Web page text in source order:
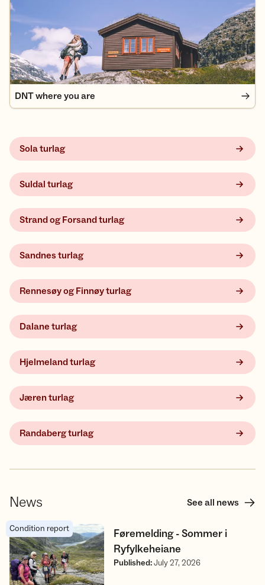
DNT where you are
Sola turlag
Suldal turlag
Strand og Forsand turlag
Sandnes turlag
Rennesøy og Finnøy turlag
Dalane turlag
Hjelmeland turlag
Jæren turlag
Randaberg turlag
News See all news
Føremelding - Sommer i Ryfylkeheiane
Condition report
Published:July 27, 2026
Føremelding - Sommer i
Ryfylkeheiane